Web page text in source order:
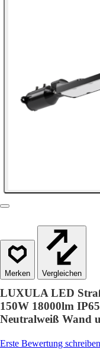
Vergleichen
LUXULA LED
150W 18000lm
Neutralweiß Wand
Erste Bewertung schreiben